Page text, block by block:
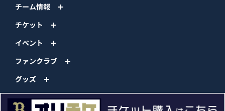
チーム情報
チケット
イベント
ファンクラブ
グッズ
ファーム